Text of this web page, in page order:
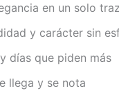
en un solo
y carácter sin
días que piden más
llega y se nota